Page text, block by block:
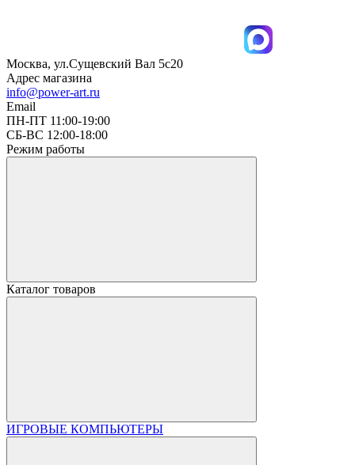
Москва, ул.Сущевский Вал 5с20
Адрес магазина
info@power-art.ru
Email
ПН-ПТ 11:00-19:00
СБ-ВС 12:00-18:00
Режим работы
Каталог товаров
ИГРОВЫЕ КОМПЬЮТЕРЫ